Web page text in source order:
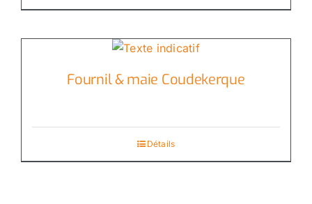
Fournil & maie Coudekerque
Détails